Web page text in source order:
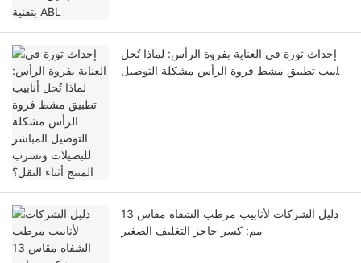
إحداث ثورة في العناية بفروة الرأس: لماذا تُحل
أنابيب تطبيق مشط فروة الرأس مشكلة التوصيل
دليل الشركات لأنابيب مرطب الشفاه مقاس 13
مم: كسر حاجز التغليف الصغير